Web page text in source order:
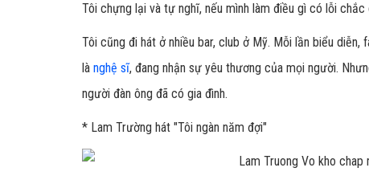
Tôi chựng lại và tự nghĩ, nếu mình làm điều gì có lỗi
Tôi cũng đi hát ở nhiều bar, club ở Mỹ. Mỗi lần biểu diễn,
là nghệ sĩ, đang nhận sự yêu thương của mọi người.
người đàn ông đã có gia đình.
* Lam Trường hát "Tôi ngàn năm đợi"